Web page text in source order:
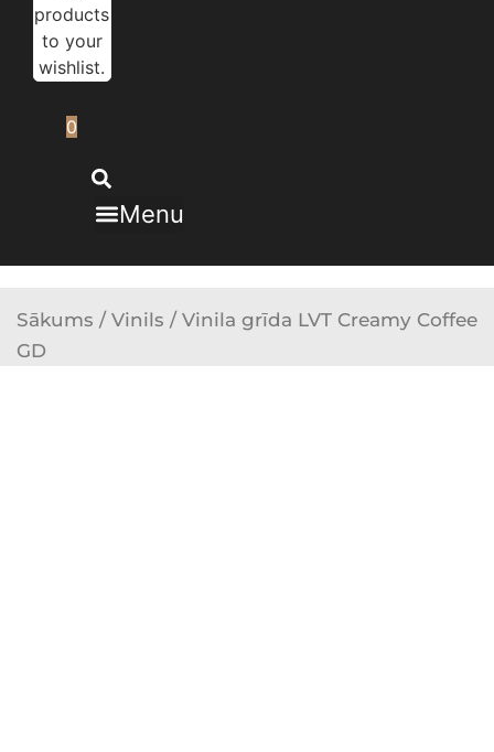
products
to your
wishlist.
0
Menu
Sākums / Vinils / Vinila grīda LVT Creamy Coffee
GD